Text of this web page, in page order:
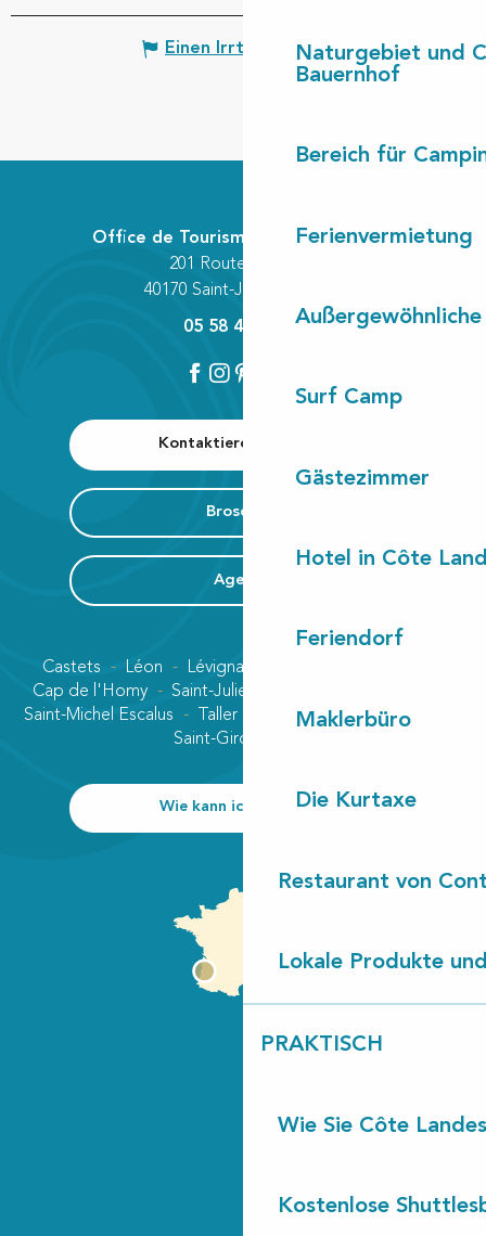
Naturgebiet und
Bauernhof
Bereich für
Ferienvermietung
Surf Camp
Gästezimmer
Hotel in Côte
Feriendorf
Maklerbüro
Die Kurtaxe
Restaurant von
Lokale Produkte
PRAKTISCH
Wie Sie Côte
Kostenlose
Einen Irrtum angeben
Kontaktieren Sie uns
Broschüre
Agenda
Office de Tourisme Communautaire
201 Route des Lacs
40170 Saint-Julien-en-Born
05 58 42 89 80
Castets Léon Lévignacq
Cap de l'Homy
Saint-Julien-en-Born
Saint-Michel Escalus
Taller
Vielle-Saint-Girons
Saint-Girons plage
Wie kann ich kommen?